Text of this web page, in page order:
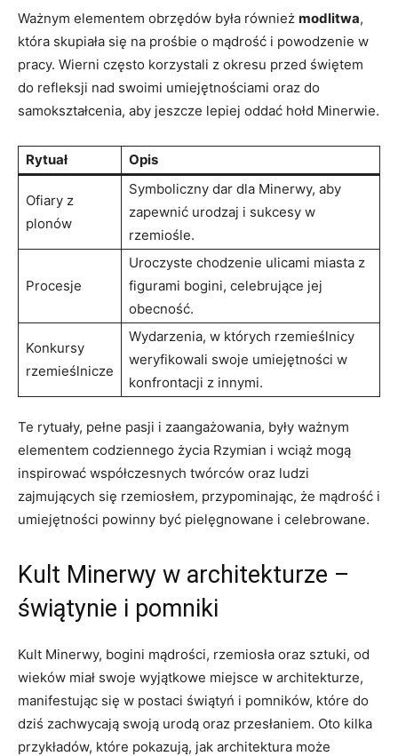
Ważnym elementem obrzędów była również modlitwa,
która skupiała się na prośbie o mądrość i‍ powodzenie w
pracy. ​Wierni często korzystali z okresu przed świętem
do refleksji nad swoimi umiejętnościami oraz do
samokształcenia, ⁤aby jeszcze lepiej ‍oddać hołd Minerwie.
Rytuał Opis
Ofiary z
plonów
Symboliczny dar dla Minerwy, aby
zapewnić urodzaj i sukcesy w⁢
rzemiośle.
Procesje
Uroczyste chodzenie ulicami miasta z
figurami bogini, celebrujące jej
obecność.
Konkursy
rzemieślnicze
Wydarzenia, w których ​rzemieślnicy
weryfikowali swoje umiejętności ⁣w ​
konfrontacji‍ z innymi.
Te rytuały, pełne pasji i zaangażowania, były ważnym
elementem ⁢codziennego życia Rzymian​ i wciąż ‌mogą
inspirować współczesnych‌ twórców oraz ludzi
zajmujących ​się rzemiosłem,⁤ przypominając, że mądrość i
umiejętności powinny być pielęgnowane‌ i celebrowane.
Kult Minerwy w architekturze –
świątynie i pomniki
Kult ‌Minerwy, bogini mądrości, ⁢rzemiosła oraz sztuki, od
wieków miał swoje wyjątkowe miejsce w architekturze,
manifestując⁤ się w postaci świątyń i pomników, które do
dziś zachwycają⁣ swoją urodą oraz przesłaniem. Oto kilka⁤
przykładów, które pokazują,‍ jak architektura‍ może